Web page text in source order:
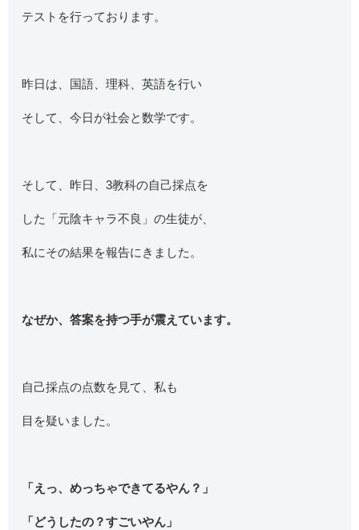
テストを行っております。
昨日は、国語、理科、英語を行い
そして、今日が社会と数学です。
そして、昨日、3教科の自己採点を
した「元陰キャラ不良」の生徒が、
私にその結果を報告にきました。
なぜか、答案を持つ手が震えています。
自己採点の点数を見て、私も
目を疑いました。
「えっ、めっちゃできてるやん？」
「どうしたの？すごいやん」